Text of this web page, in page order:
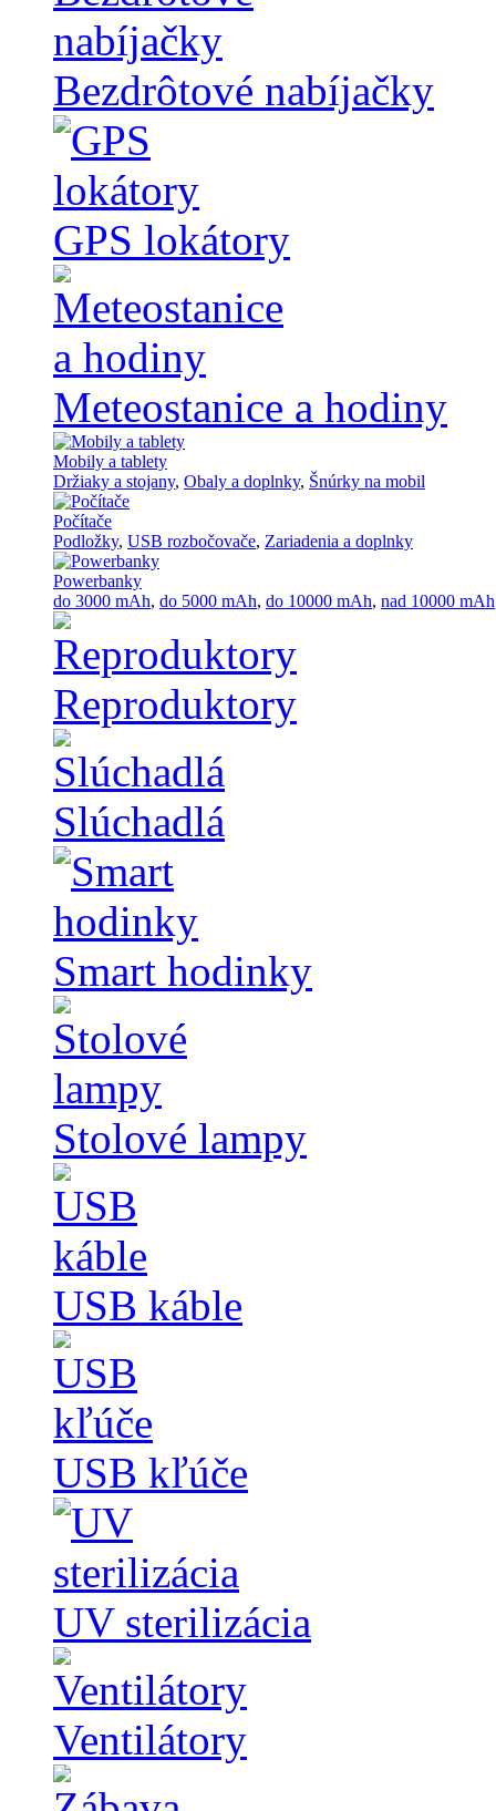
Bezdrôtové nabíjačky
GPS lokátory
Meteostanice a hodiny
Mobily a tablety
Držiaky a stojany, Obaly a doplnky, Šnúrky na mobil
Počítače
Podložky, USB rozbočovače, Zariadenia a doplnky
Powerbanky
do 3000 mAh, do 5000 mAh, do 10000 mAh, nad 10000 mAh
Reproduktory
Slúchadlá
Smart hodinky
Stolové lampy
USB káble
USB kľúče
UV sterilizácia
Ventilátory